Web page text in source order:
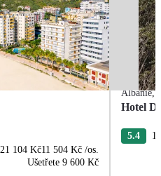
21 104 Kč11 504 Kč /os.
Ušetřete 9 600 Kč
Albánie,
Hotel
5.4